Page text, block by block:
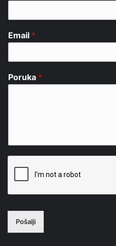
Email *
Poruka *
Pošalji